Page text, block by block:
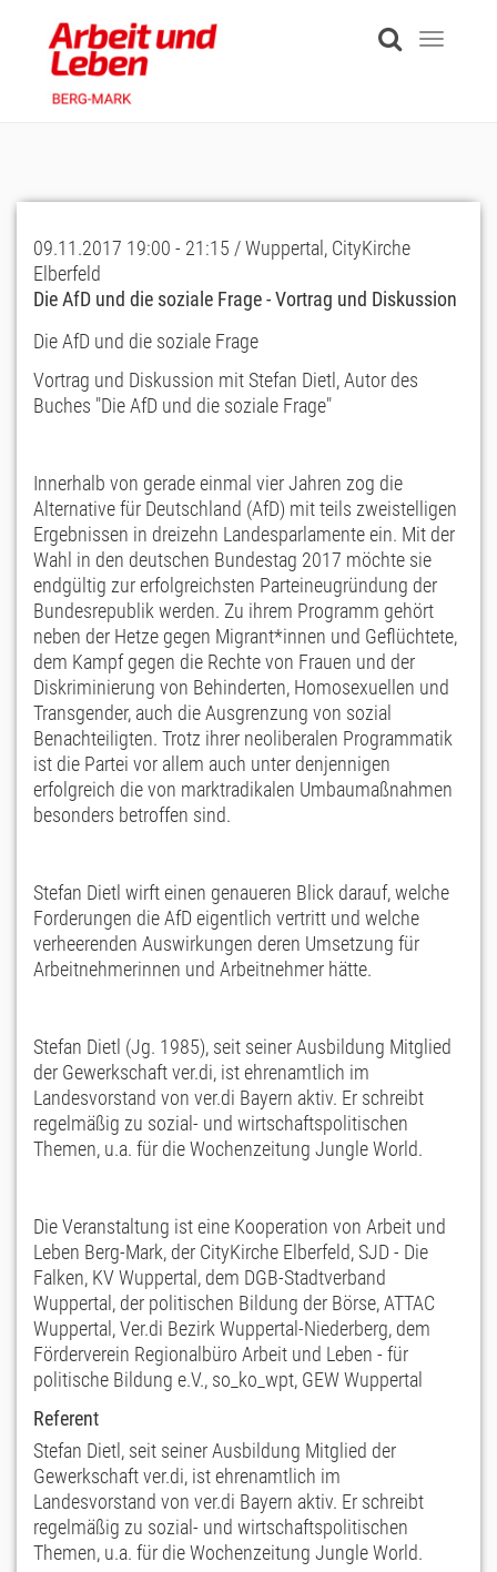
content
Toggle
09.11.2017 19:00 - 21:15 / Wuppertal, CityKirche
Elberfeld
Die AfD und die soziale Frage - Vortrag und Diskussion
Die AfD und die soziale Frage
Vortrag und Diskussion mit Stefan Dietl, Autor des
Buches "Die AfD und die soziale Frage"
Innerhalb von gerade einmal vier Jahren zog die
Alternative für Deutschland (AfD) mit teils zweistelligen
Ergebnissen in dreizehn Landesparlamente ein. Mit der
Wahl in den deutschen Bundestag 2017 möchte sie
endgültig zur erfolgreichsten Parteineugründung der
Bundesrepublik werden. Zu ihrem Programm gehört
neben der Hetze gegen Migrant*innen und Geflüchtete,
dem Kampf gegen die Rechte von Frauen und der
Diskriminierung von Behinderten, Homosexuellen und
Transgender, auch die Ausgrenzung von sozial
Benachteiligten. Trotz ihrer neoliberalen Programmatik
ist die Partei vor allem auch unter denjennigen
erfolgreich die von marktradikalen Umbaumaßnahmen
besonders betroffen sind.
Stefan Dietl wirft einen genaueren Blick darauf, welche
Forderungen die AfD eigentlich vertritt und welche
verheerenden Auswirkungen deren Umsetzung für
Arbeitnehmerinnen und Arbeitnehmer hätte.
Stefan Dietl (Jg. 1985), seit seiner Ausbildung Mitglied
der Gewerkschaft ver.di, ist ehrenamtlich im
Landesvorstand von ver.di Bayern aktiv. Er schreibt
regelmäßig zu sozial- und wirtschaftspolitischen
Themen, u.a. für die Wochenzeitung Jungle World.
Die Veranstaltung ist eine Kooperation von Arbeit und
Leben Berg-Mark, der CityKirche Elberfeld, SJD - Die
Falken, KV Wuppertal , dem DGB-Stadtverband
Wuppertal, der politischen Bildung der Börse, ATTAC
Wuppertal, Ver.di Bezirk Wuppertal-Niederberg, dem
Förderverein Regionalbüro Arbeit und Leben - für
politische Bildung e.V., so_ko_wpt, GEW Wuppertal
Referent
Stefan Dietl, seit seiner Ausbildung Mitglied der
Gewerkschaft ver.di, ist ehrenamtlich im
Landesvorstand von ver.di Bayern aktiv. Er schreibt
regelmäßig zu sozial- und wirtschaftspolitischen
Themen, u.a. für die Wochenzeitung Jungle World.